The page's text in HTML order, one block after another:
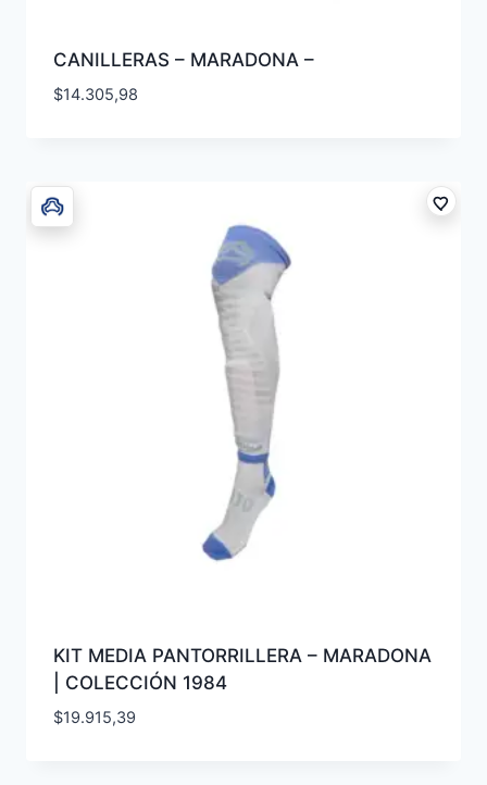
CANILLERAS – MARADONA –
$14.305,98
KIT MEDIA PANTORRILLERA – MARADONA
| COLECCIÓN 1984
$19.915,39